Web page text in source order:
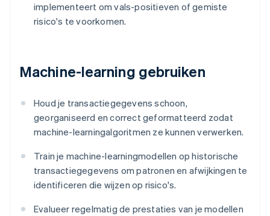
implementeert om vals-positieven of gemiste
risico's te voorkomen.
Machine-learning gebruiken
Houd je transactiegegevens schoon,
georganiseerd en correct geformatteerd zodat
machine-learningalgoritmen ze kunnen verwerken.
Train je machine-learningmodellen op historische
transactiegegevens om patronen en afwijkingen te
identificeren die wijzen op risico's.
Evalueer regelmatig de prestaties van je modellen